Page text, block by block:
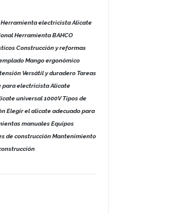
electricista Alicate
Herramienta BAHCO
Construcción y reformas
Mango ergonómico
Versátil y duradero Tareas
para electricista Alicate
universal 1000V Tipos de
Elegir el alicate adecuado para
manuales Equipos
de construcción Mantenimiento